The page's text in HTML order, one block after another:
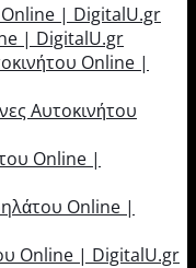
| DigitalU.gr
| DigitalU.gr
Online |
Αυτοκινήτου
Online |
Online |
Online | DigitalU.gr